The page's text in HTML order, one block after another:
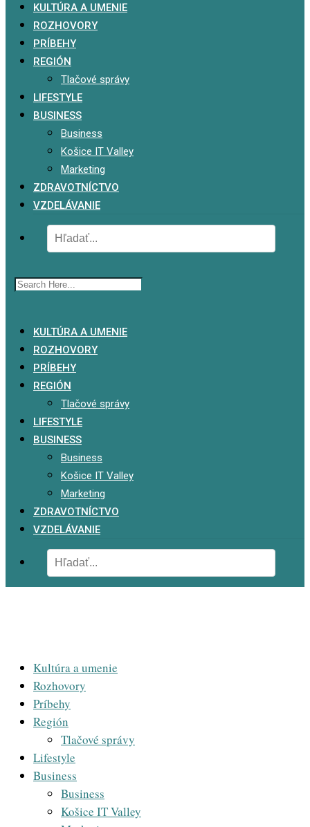
KULTÚRA A UMENIE
ROZHOVORY
PRÍBEHY
REGIÓN
Tlačové správy
LIFESTYLE
BUSINESS
Business
Košice IT Valley
Marketing
ZDRAVOTNÍCTVO
VZDELÁVANIE
KULTÚRA A UMENIE
ROZHOVORY
PRÍBEHY
REGIÓN
Tlačové správy
LIFESTYLE
BUSINESS
Business
Košice IT Valley
Marketing
ZDRAVOTNÍCTVO
VZDELÁVANIE
Kultúra a umenie
Rozhovory
Príbehy
Región
Tlačové správy
Lifestyle
Business
Business
Košice IT Valley